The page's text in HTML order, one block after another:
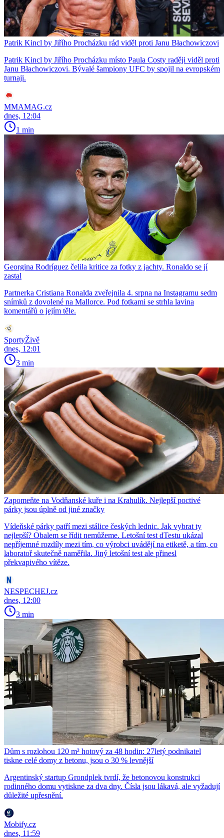
Patrik Kincl by Jiřího Procházku rád viděl proti Janu Błachowiczovi
Patrik Kincl by Jiřího Procházku místo Paula Costy raději viděl proti
Janu Błachowiczovi. Bývalé šampiony UFC by spojil na evropském
turnaji.
MMAMAG.cz
dnes, 12:04
1 min
Georgina Rodríguez čelila kritice za fotky z jachty. Ronaldo se jí
zastal
Partnerka Cristiana Ronalda zveřejnila 4. srpna na Instagramu sedm
snímků z dovolené na Mallorce. Pod fotkami se strhla lavina
komentářů o jejím těle.
SportyŽivě
dnes, 12:01
3 min
Zapomeňte na Vodňanské kuře i na Krahulík. Nejlepší poctivé
párky jsou úplně od jiné značky
Vídeňské párky patří mezi stálice českých lednic. Jak vybrat ty
nejlepší? Obalem se řídit nemůžeme. Letošní test dTestu ukázal
nepříjemné rozdíly mezi tím, co výrobci uvádějí na etiketě, a tím, co
laboratoř skutečně naměřila. Jiný letošní test ale přinesl
překvapivého vítěze.
NESPECHEJ.cz
dnes, 12:00
3 min
Dům s rozlohou 120 m² hotový za 48 hodin: 27letý podnikatel
tiskne celé domy z betonu, jsou o 30 % levnější
Argentinský startup Grondplek tvrdí, že betonovou konstrukci
rodinného domu vytiskne za dva dny. Čísla jsou lákavá, ale vyžadují
důležité upřesnění.
Mobify.cz
dnes, 11:59